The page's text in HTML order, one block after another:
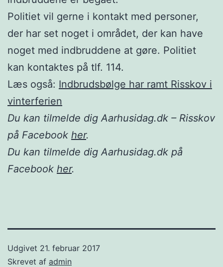
Politiet vil gerne i kontakt med personer,
der har set noget i området, der kan have
noget med indbruddene at gøre. Politiet
kan kontaktes på tlf. 114.
Læs også: Indbrudsbølge har ramt Risskov i
vinterferien
Du kan tilmelde dig Aarhusidag.dk – Risskov
på Facebook her.
Du kan tilmelde dig Aarhusidag.dk på
Facebook her.
Udgivet 21. februar 2017
Skrevet af admin